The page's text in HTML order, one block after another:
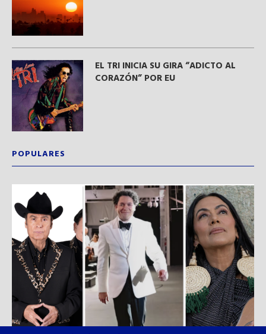
EL TRI INICIA SU GIRA “ADICTO AL
CORAZÓN” POR EU
POPULARES